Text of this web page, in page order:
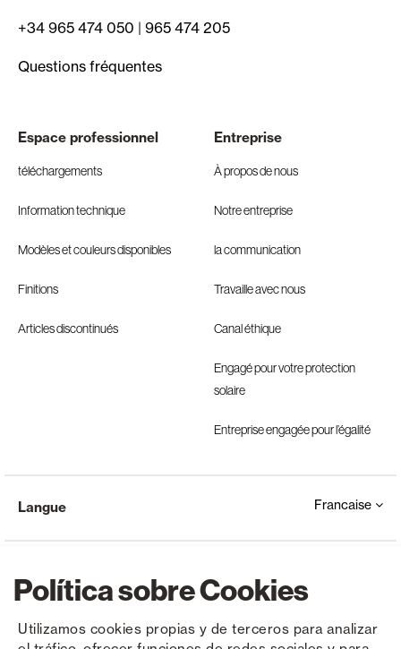
Política sobre Cookies
Utilizamos cookies propias y de terceros para analizar
+34 965 474 050 | 965 474 205
Questions fréquentes
Espace professionnel
téléchargements
Information technique
Modèles et couleurs disponibles
Finitions
Articles discontinués
Entreprise
À propos de nous
Notre entreprise
la communication
Travaille avec nous
Canal éthique
Engagé pour votre protection
solaire
Entreprise engagée pour l’égalité
Langue Francaise